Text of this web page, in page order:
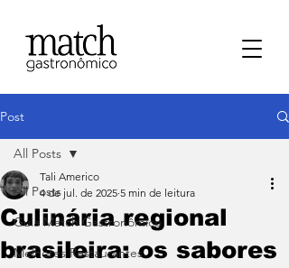
Post
All Posts
⁠Guia Match Gastronômico
Melhores Restaurantes
All Posts
Culinária regional
brasileira: os sabores
Tali Americo
4 de jul. de 2025 5 min de leitura